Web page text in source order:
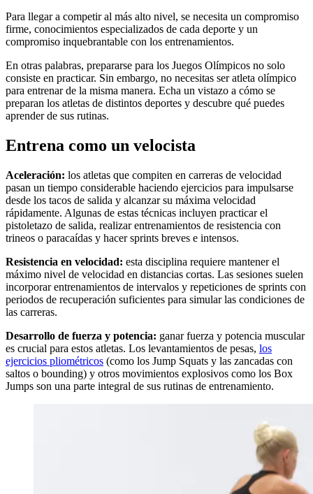
Para llegar a competir al más alto nivel, se necesita un compromiso
firme, conocimientos especializados de cada deporte y un
compromiso inquebrantable con los entrenamientos.
En otras palabras, prepararse para los Juegos Olímpicos no solo
consiste en practicar. Sin embargo, no necesitas ser atleta olímpico
para entrenar de la misma manera. Echa un vistazo a cómo se
preparan los atletas de distintos deportes y descubre qué puedes
aprender de sus rutinas.
Entrena como un velocista
Aceleración: los atletas que compiten en carreras de velocidad
pasan un tiempo considerable haciendo ejercicios para impulsarse
desde los tacos de salida y alcanzar su máxima velocidad
rápidamente. Algunas de estas técnicas incluyen practicar el
pistoletazo de salida, realizar entrenamientos de resistencia con
trineos o paracaídas y hacer sprints breves e intensos.
Resistencia en velocidad: esta disciplina requiere mantener el
máximo nivel de velocidad en distancias cortas. Las sesiones suelen
incorporar entrenamientos de intervalos y repeticiones de sprints con
periodos de recuperación suficientes para simular las condiciones de
las carreras.
Desarrollo de fuerza y potencia: ganar fuerza y potencia muscular
es crucial para estos atletas. Los levantamientos de pesas, los
ejercicios pliométricos (como los Jump Squats y las zancadas con
saltos o bounding) y otros movimientos explosivos como los Box
Jumps son una parte integral de sus rutinas de entrenamiento.